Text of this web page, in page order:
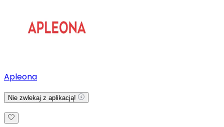
Apleona
Nie zwlekaj z aplikacją!